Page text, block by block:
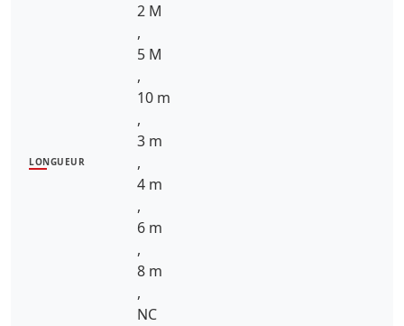
LONGUEUR
2 M
,
5 M
,
10 m
,
3 m
,
4 m
,
6 m
,
8 m
,
NC